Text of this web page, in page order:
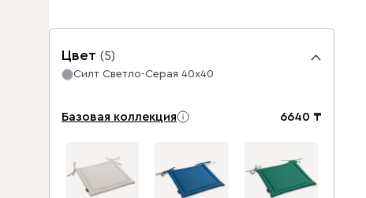
Цвет (5)
Силт Светло-Серая 40x40
Базовая коллекция 6640